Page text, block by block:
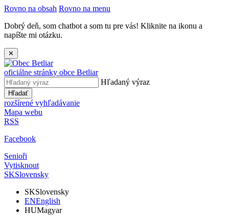
Rovno na obsah Rovno na menu
Dobrý deň, som chatbot a som tu pre vás! Kliknite na ikonu a
napíšte mi otázku.
✕
oficiálne stránky obce Betliar
Hľadaný výraz
Hľadať
rozšírené vyhľadávanie
Mapa webu
RSS
Facebook
Senioři
Vytisknout
SKSlovensky
SKSlovensky
ENEnglish
HUMagyar